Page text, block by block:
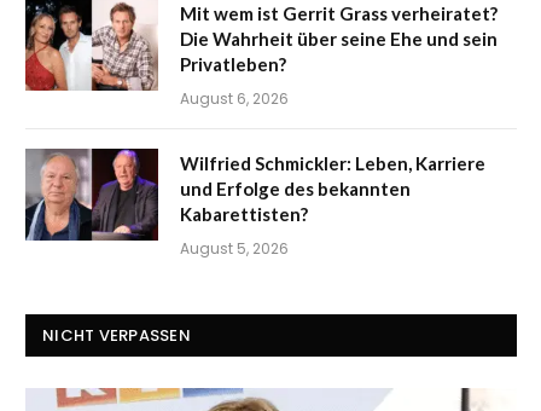
Mit wem ist Gerrit Grass verheiratet?
Die Wahrheit über seine Ehe und sein
Privatleben?
August 6, 2026
Wilfried Schmickler: Leben, Karriere
und Erfolge des bekannten
Kabarettisten?
August 5, 2026
NICHT VERPASSEN